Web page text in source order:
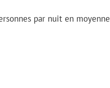
par nuit en moyenne